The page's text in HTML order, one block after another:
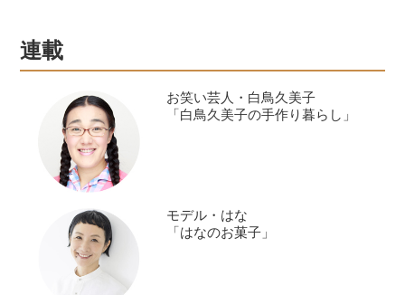
らす服部さんに会いにいき、移住につ
連載
お笑い芸人・白鳥久美子
「白鳥久美子の手作り暮らし」
モデル・はな
「はなのお菓子」